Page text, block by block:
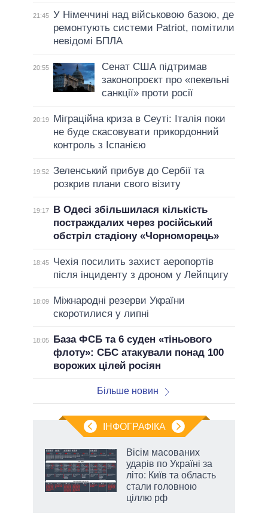
21:45 У Німеччині над військовою базою, де
ремонтують системи Patriot, помітили
невідомі БПЛА
20:55
Сенат США підтримав
законопроєкт про «пекельні
санкції» проти росії
20:19
Міграційна криза в Сеуті: Італія поки
не буде скасовувати прикордонний
контроль з Іспанією
19:52 Зеленський прибув до Сербії та
розкрив плани свого візиту
19:17
В Одесі збільшилася кількість
постраждалих через російський
обстріл стадіону «Чорноморець»
18:45
Чехія посилить захист аеропортів
після інциденту з дроном у Лейпцигу
18:09
Міжнародні резерви України
скоротилися у липні
18:05
База ФСБ та 6 суден «тіньового
флоту»: СБС атакували понад 100
ворожих цілей росіян
Більше новин
ІНФОГРАФІКА
Вісім масованих
ударів по Україні за
літо: Київ та область
стали головною
ціллю рф